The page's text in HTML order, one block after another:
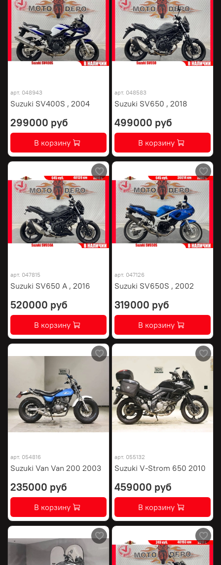
арт. 048943
Suzuki SV400S , 2004
299000 руб
В корзину
арт. 048583
Suzuki SV650 , 2018
499000 руб
В корзину
арт. 047815
Suzuki SV650 A , 2016
520000 руб
В корзину
арт. 047126
Suzuki SV650S , 2002
319000 руб
В корзину
арт. 054816
Suzuki Van Van 200 2003
235000 руб
В корзину
арт. 055132
Suzuki V-Strom 650 2010
459000 руб
В корзину